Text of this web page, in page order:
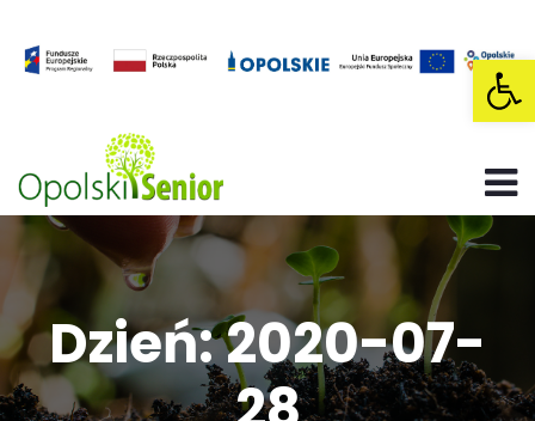
Dzień: 2020-07-